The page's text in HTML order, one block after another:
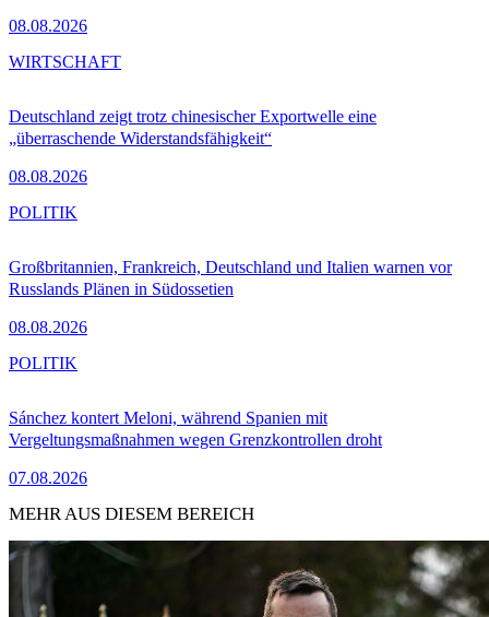
08.08.2026
Deutschland zeigt trotz chinesischer Exportwelle eine
„überraschende Widerstandsfähigkeit“
08.08.2026
WIRTSCHAFT
Großbritannien, Frankreich, Deutschland und Italien warnen vor
Russlands Plänen in Südossetien
08.08.2026
POLITIK
Sánchez kontert Meloni, während Spanien mit
Vergeltungsmaßnahmen wegen Grenzkontrollen droht
07.08.2026
POLITIK
MEHR AUS DIESEM BEREICH